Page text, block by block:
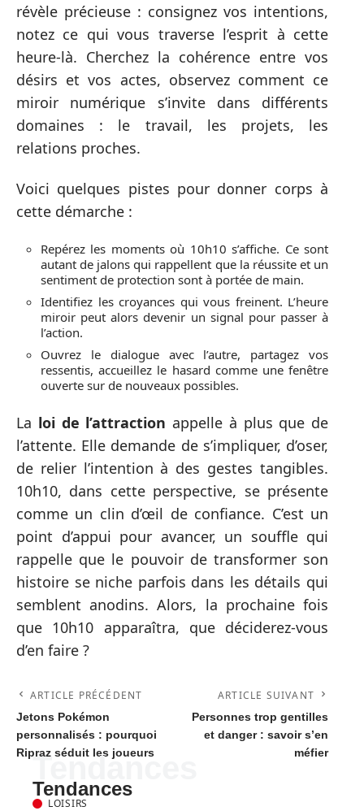
révèle précieuse : consignez vos intentions,
notez ce qui vous traverse l’esprit à cette
heure-là. Cherchez la cohérence entre vos
désirs et vos actes, observez comment ce
miroir numérique s’invite dans différents
domaines : le travail, les projets, les
relations proches.
Voici quelques pistes pour donner corps à
cette démarche :
Repérez les moments où 10h10 s’affiche. Ce sont
autant de jalons qui rappellent que la réussite et un
sentiment de protection sont à portée de main.
Identifiez les croyances qui vous freinent. L’heure
miroir peut alors devenir un signal pour passer à
l’action.
Ouvrez le dialogue avec l’autre, partagez vos
ressentis, accueillez le hasard comme une fenêtre
ouverte sur de nouveaux possibles.
La loi de l’attraction appelle à plus que de
l’attente. Elle demande de s’impliquer, d’oser,
de relier l’intention à des gestes tangibles.
10h10, dans cette perspective, se présente
comme un clin d’œil de confiance. C’est un
point d’appui pour avancer, un souffle qui
rappelle que le pouvoir de transformer son
histoire se niche parfois dans les détails qui
semblent anodins. Alors, la prochaine fois
que 10h10 apparaîtra, que déciderez-vous
d’en faire ?
ARTICLE PRÉCÉDENT
Jetons Pokémon
personnalisés : pourquoi
Ripraz séduit les joueurs
ARTICLE SUIVANT
Personnes trop gentilles
et danger : savoir s’en
méfier
Tendances
Tendances
LOISIRS